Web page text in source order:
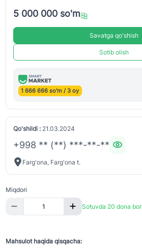
5 000 000 so'm
Savatga qo'shish
Sotib olish
1 666 666 so'm / 3 oy
Qo'shildi :21.03.2024
+998 ** (**) ***-**-**
Farg'ona, Farg'ona t.
Miqdori
Sotuvda 20 dona bor
Mahsulot haqida qisqacha: